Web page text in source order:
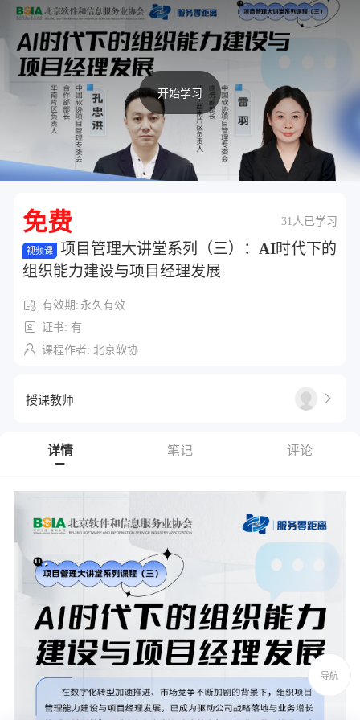
开始学习
免费 31人已学习
视频课
项目管理大讲堂系列（三）：AI时代下的
组织能力建设与项目经理发展
有效期: 永久有效
证书: 有
课程作者: 北京软协
授课教师 
详情 笔记 评论
导航